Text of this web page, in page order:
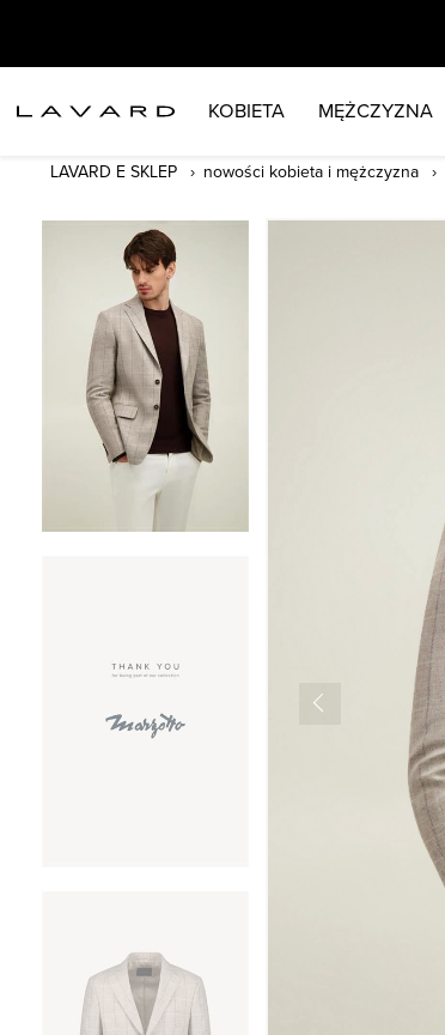
KOBIETA MĘŻCZYZNA
LAVARD E SKLEP nowości kobieta i mężczyzna